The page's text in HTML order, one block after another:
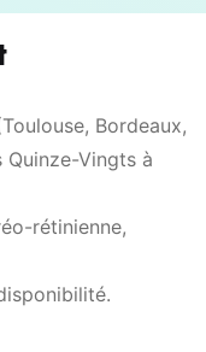
Bordeaux,
Quinze-Vingts à
rétinienne,